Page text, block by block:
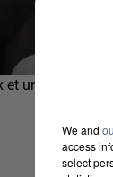
un chasseur
We and
access
select